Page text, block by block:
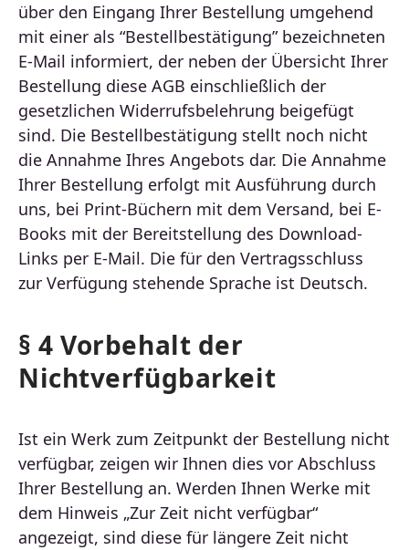
über den Eingang Ihrer Bestellung umgehend
mit einer als “Bestellbestätigung” bezeichneten
E-Mail informiert, der neben der Übersicht Ihrer
Bestellung diese AGB einschließlich der
gesetzlichen Widerrufsbelehrung beigefügt
sind. Die Bestellbestätigung stellt noch nicht
die Annahme Ihres Angebots dar. Die Annahme
Ihrer Bestellung erfolgt mit Ausführung durch
uns, bei Print-Büchern mit dem Versand, bei E-
Books mit der Bereitstellung des Download-
Links per E-Mail. Die für den Vertragsschluss
zur Verfügung stehende Sprache ist Deutsch.
§ 4 Vorbehalt der
Nichtverfügbarkeit
Ist ein Werk zum Zeitpunkt der Bestellung nicht
verfügbar, zeigen wir Ihnen dies vor Abschluss
Ihrer Bestellung an. Werden Ihnen Werke mit
dem Hinweis „Zur Zeit nicht verfügbar“
angezeigt, sind diese für längere Zeit nicht